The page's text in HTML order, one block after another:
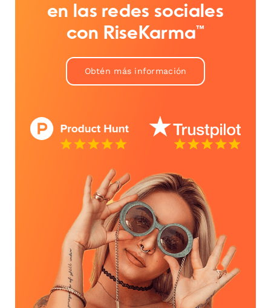
en las redes sociales
con RiseKarma™
Obtén más información